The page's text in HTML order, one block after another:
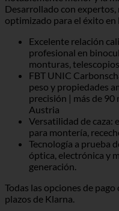
Desarrollado con
optimizado para el éxito en
Excelente relación
profesional en
monturas,
FBT UNIC
peso y propiedades
precisión | más de 90
Austria
Versatilidad de caza:
para montería,
Tecnología a prueba
óptica, electrónica y
generación.
Todas las opciones de
plazos de Klarna.